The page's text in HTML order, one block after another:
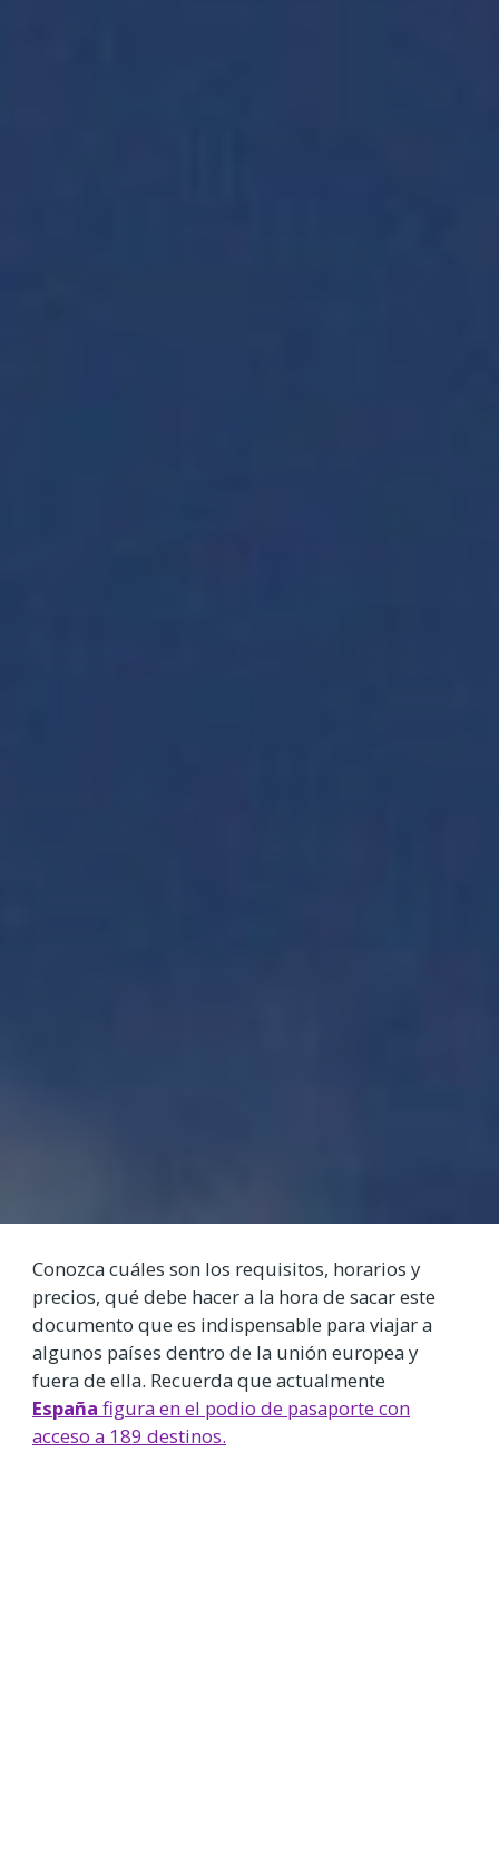
Conozca cuáles son los requisitos, horarios y
precios, qué debe hacer a la hora de sacar este
documento que es indispensable para viajar a
algunos países dentro de la unión europea y
fuera de ella. Recuerda que actualmente
España figura en el podio de pasaporte con
acceso a 189 destinos.